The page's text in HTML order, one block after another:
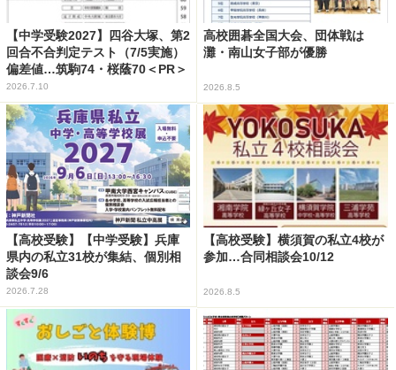
【中学受験2027】四谷大塚、第2
回合不合判定テスト（7/5実施）
偏差値…筑駒74・桜蔭70＜PR＞
2026.7.10
高校囲碁全国大会、団体戦は
灘・南山女子部が優勝
2026.8.5
【高校受験】【中学受験】兵庫
県内の私立31校が集結、個別相
談会9/6
2026.7.28
【高校受験】横須賀の私立4校が
参加…合同相談会10/12
2026.8.5